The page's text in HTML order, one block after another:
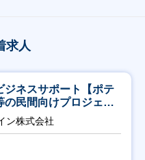
求人
ジネスサポート【ポテ
の民間向けプロジェク
ン株式会社